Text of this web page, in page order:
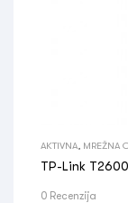
AKTIVNA MREŽNA
TP-Link
0 Recenzija